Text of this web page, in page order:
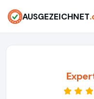
AUSGEZEICHNET